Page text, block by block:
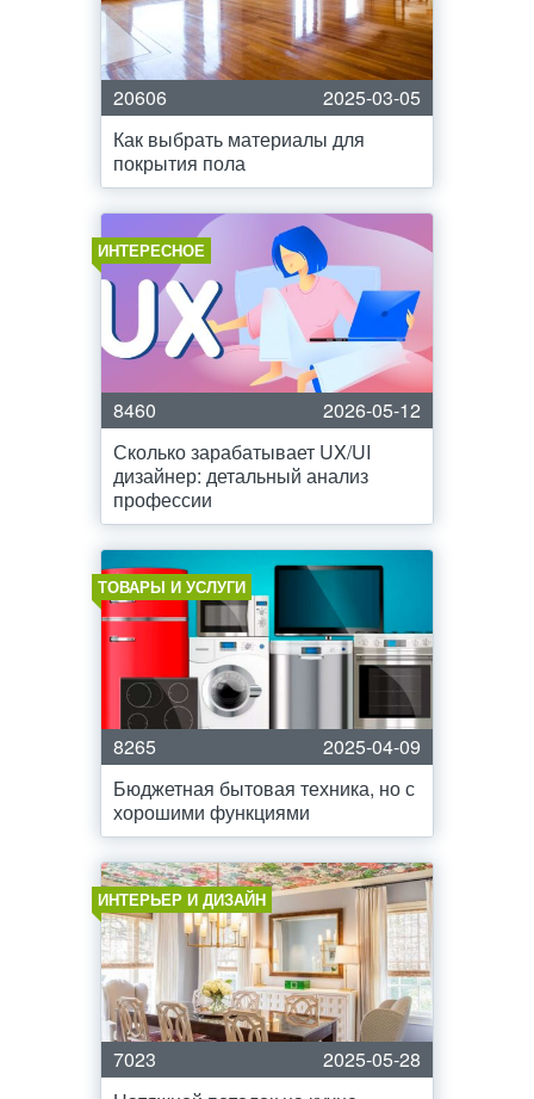
20606
2025-03-05
Как выбрать материалы для
покрытия пола
ИНТЕРЕСНОЕ
8460
2026-05-12
Сколько зарабатывает UX/UI
дизайнер: детальный анализ
профессии
ТОВАРЫ И УСЛУГИ
8265
2025-04-09
Бюджетная бытовая техника, но с
хорошими функциями
ИНТЕРЬЕР И ДИЗАЙН
7023
2025-05-28